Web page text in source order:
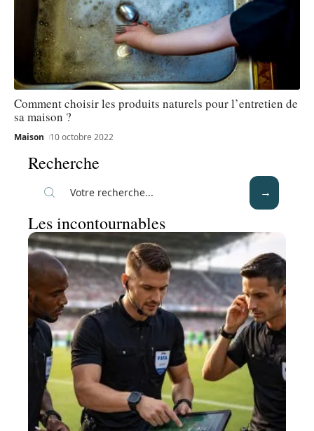
Comment choisir les produits naturels pour l’entretien de
sa maison ?
Maison 10 octobre 2022
Recherche
Les incontournables